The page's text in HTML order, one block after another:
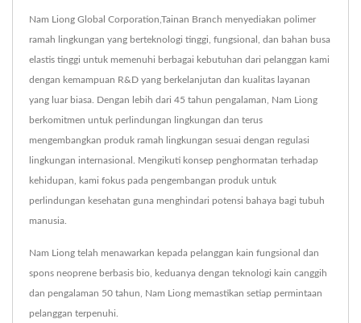
Nam Liong Global Corporation,Tainan Branch menyediakan polimer
ramah lingkungan yang berteknologi tinggi, fungsional, dan bahan busa
elastis tinggi untuk memenuhi berbagai kebutuhan dari pelanggan kami
dengan kemampuan R&D yang berkelanjutan dan kualitas layanan
yang luar biasa. Dengan lebih dari 45 tahun pengalaman, Nam Liong
berkomitmen untuk perlindungan lingkungan dan terus
mengembangkan produk ramah lingkungan sesuai dengan regulasi
lingkungan internasional. Mengikuti konsep penghormatan terhadap
kehidupan, kami fokus pada pengembangan produk untuk
perlindungan kesehatan guna menghindari potensi bahaya bagi tubuh
manusia.
Nam Liong telah menawarkan kepada pelanggan kain fungsional dan
spons neoprene berbasis bio, keduanya dengan teknologi kain canggih
dan pengalaman 50 tahun, Nam Liong memastikan setiap permintaan
pelanggan terpenuhi.